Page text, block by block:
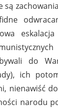
są
do
ich
nienawiść
narodu